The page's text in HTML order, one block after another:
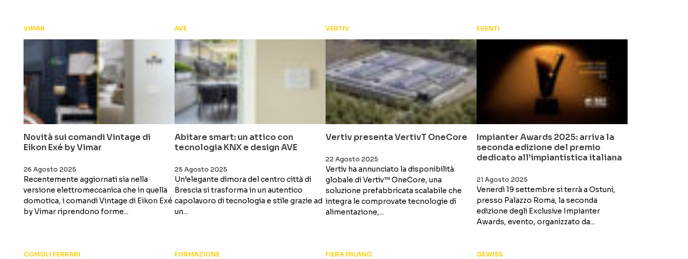
VIMAR
Novità sui comandi Vintage di
Eikon Exé by Vimar
26 Agosto 2025
Recentemente aggiornati sia nella
versione elettromeccanica che in quella
domotica, i comandi Vintage di Eikon Exé
by Vimar riprendono forme...
AVE
Abitare smart: un attico con
tecnologia KNX e design AVE
25 Agosto 2025
Un’elegante dimora del centro città di
Brescia si trasforma in un autentico
capolavoro di tecnologia e stile grazie ad
un...
VERTIV
Vertiv presenta VertivT OneCore
22 Agosto 2025
Vertiv ha annunciato la disponibilità
globale di Vertiv™ OneCore, una
soluzione prefabbricata scalabile che
integra le comprovate tecnologie di
alimentazione,...
EVENTI
Impianter Awards 2025: arriva la
seconda edizione del premio
dedicato all’impiantistica italiana
21 Agosto 2025
Venerdì 19 settembre si terrà a Ostuni,
presso Palazzo Roma, la seconda
edizione degli Exclusive Impianter
Awards, evento, organizzato da...
COMOLI FERRARI FORMAZIONE FIERA MILANO GEWISS